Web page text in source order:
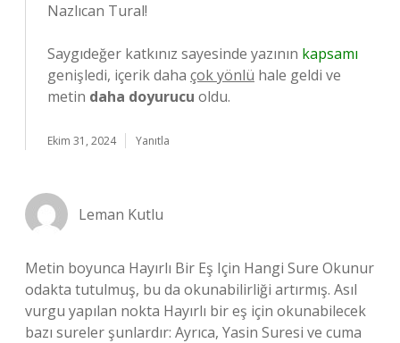
Nazlıcan Tural!
Saygıdeğer katkınız sayesinde yazının kapsamı
genişledi, içerik daha çok yönlü hale geldi ve
metin daha doyurucu oldu.
Ekim 31, 2024 Yanıtla
Leman Kutlu
Metin boyunca Hayırlı Bir Eş Için Hangi Sure Okunur
odakta tutulmuş, bu da okunabilirliği artırmış. Asıl
vurgu yapılan nokta Hayırlı bir eş için okunabilecek
bazı sureler şunlardır: Ayrıca, Yasin Suresi ve cuma